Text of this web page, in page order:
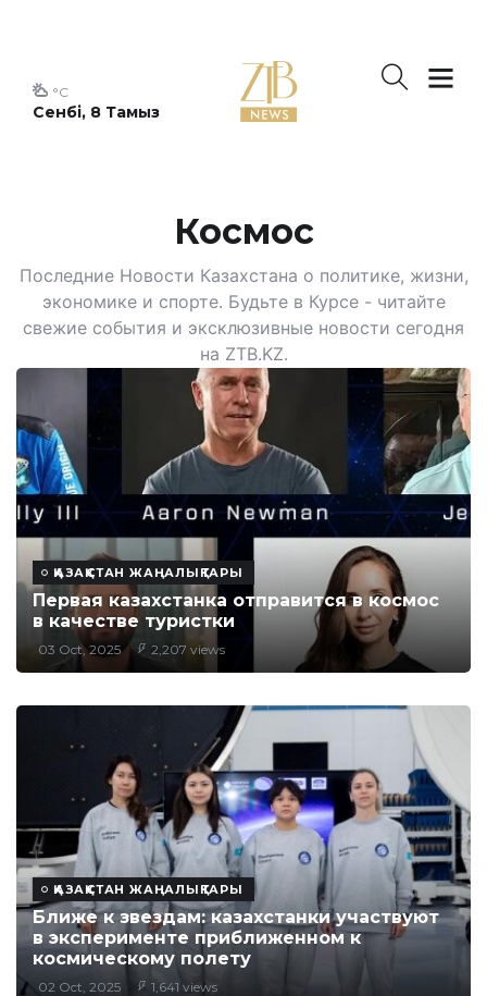
Сенбі, 8 Тамыз
°C
Космос
Последние Новости Казахстана о политике, жизни,
экономике и спорте. Будьте в Курсе - читайте
свежие события и эксклюзивные новости сегодня
на ZTB.KZ.
ҚАЗАҚСТАН ЖАҢАЛЫҚТАРЫ
Первая казахстанка отправится в космос
в качестве туристки
03 Oct, 2025 2,207 views
ҚАЗАҚСТАН ЖАҢАЛЫҚТАРЫ
Ближе к звездам: казахстанки участвуют
в эксперименте приближенном к
космическому полету
02 Oct, 2025 1,641 views